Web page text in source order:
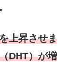
上昇させま
DHT）が増